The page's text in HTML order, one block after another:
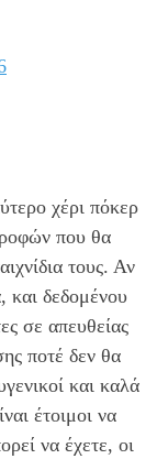
χέρι πόκερ
που θα
τους. Αν
και δεδομένου
σε απευθείας
ποτέ δεν θα
και καλά
έτοιμοι να
να έχετε, οι